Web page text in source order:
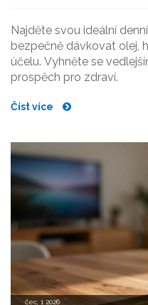
Najděte svou ideální
bezpečně dávkovat olej,
účelu. Vyhněte se
prospěch pro zdraví.
Číst více
čec, 1 2026